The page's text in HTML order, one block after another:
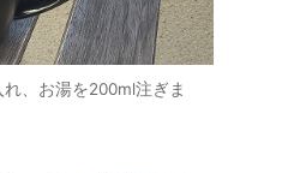
、お湯を200ml注ぎま